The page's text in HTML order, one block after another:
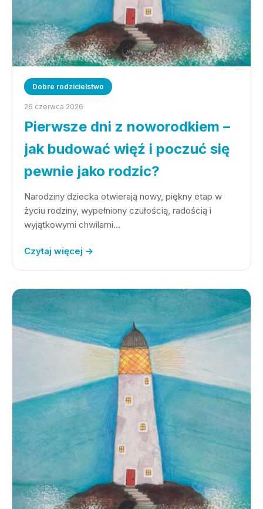
Dobre rodzicielstwo
26 czerwca 2026
Pierwsze dni z noworodkiem –
jak budować więź i poczuć się
pewnie jako rodzic?
Narodziny dziecka otwierają nowy, piękny etap w
życiu rodziny, wypełniony czułością, radością i
wyjątkowymi chwilami…
Czytaj więcej →